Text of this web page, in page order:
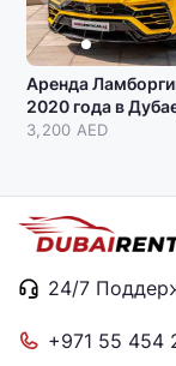
Аренда
2020 года в
3,200 AED
24/7
+971 55 454